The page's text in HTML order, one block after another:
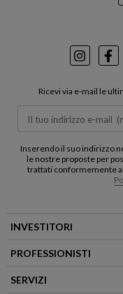
Ricevi via e-mail le
Inserendo il suo indirizzo
le nostre proposte per
trattati conformemente
INVESTITORI
PROFESSIONISTI
SERVIZI